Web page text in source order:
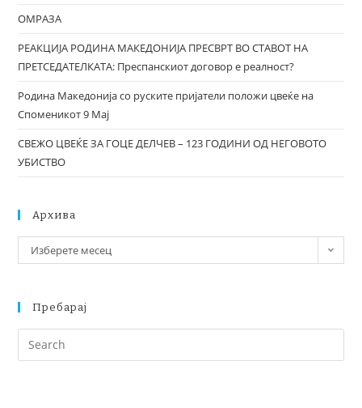
ОМРАЗА
РЕАКЦИЈА РОДИНА МАКЕДОНИЈА ПРЕСВРТ ВО СТАВОТ НА
ПРЕТСЕДАТЕЛКАТА: Преспанскиот договор е реалност?
Родина Македонија со руските пријатели положи цвеќе на
Споменикот 9 Мај
СВЕЖО ЦВЕЌЕ ЗА ГОЦЕ ДЕЛЧЕВ – 123 ГОДИНИ ОД НЕГОВОТО
УБИСТВО
Архива
Изберете месец
Пребарај